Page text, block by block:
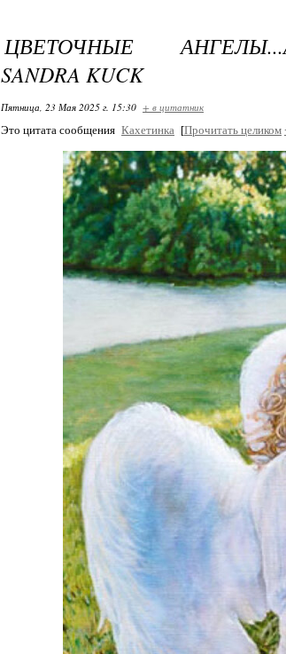
ЦВЕТОЧНЫЕ
SANDRA KUCK
Пятница, 23 Мая 2025 г. 15:30 + в цитатник
Это цитата сообщения Кахетинка [Прочитать целиком